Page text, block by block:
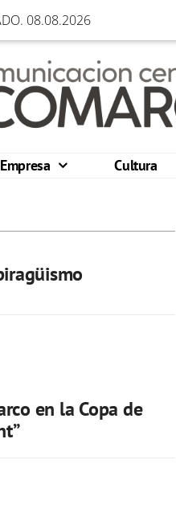
08.08.2026
Empresa Cultura
en la Copa de